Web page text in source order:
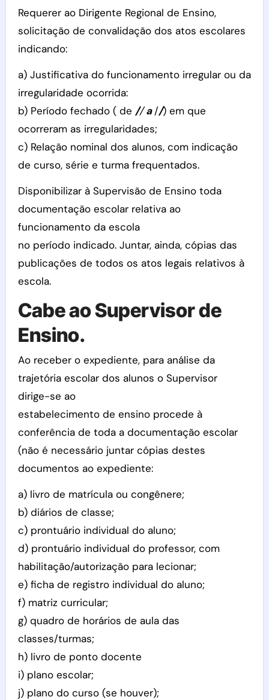
Requerer ao Dirigente Regional de Ensino,
solicitação de convalidação dos atos escolares
indicando:
a) Justificativa do funcionamento irregular ou da
irregularidade ocorrida:
b) Período fechado ( de //a//) em que
ocorreram as irregularidades;
c) Relação nominal dos alunos, com indicação
de curso, série e turma frequentados.
Disponibilizar à Supervisão de Ensino toda
documentação escolar relativa ao
funcionamento da escola
no período indicado. Juntar, ainda, cópias das
publicações de todos os atos legais relativos à
escola.
Cabe ao Supervisor de
Ensino.
Ao receber o expediente, para análise da
trajetória escolar dos alunos o Supervisor
dirige-se ao
estabelecimento de ensino procede à
conferência de toda a documentação escolar
(não é necessário juntar cópias destes
documentos ao expediente:
a) livro de matrícula ou congênere;
b) diários de classe;
c) prontuário individual do aluno;
d) prontuário individual do professor, com
habilitação/autorização para lecionar;
e) ficha de registro individual do aluno;
f) matriz curricular;
g) quadro de horários de aula das
classes/turmas;
h) livro de ponto docente
i) plano escolar;
j) plano do curso (se houver);